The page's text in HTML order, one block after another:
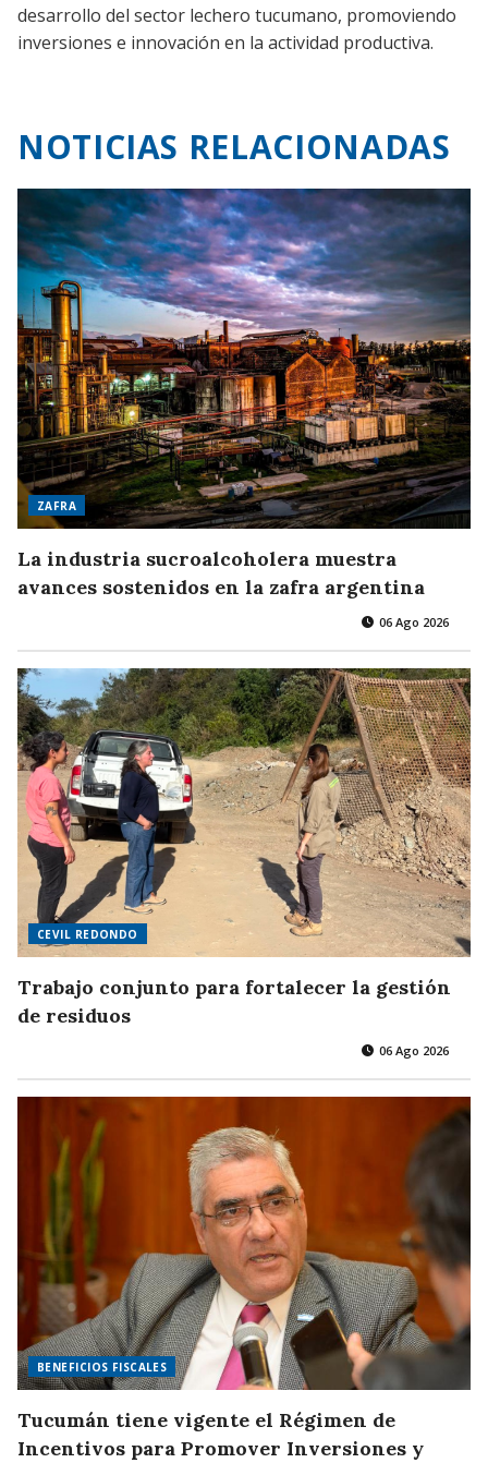
desarrollo del sector lechero tucumano, promoviendo
inversiones e innovación en la actividad productiva.
NOTICIAS RELACIONADAS
ZAFRA
La industria sucroalcoholera muestra
avances sostenidos en la zafra argentina
06 Ago 2026
CEVIL REDONDO
Trabajo conjunto para fortalecer la gestión
de residuos
06 Ago 2026
BENEFICIOS FISCALES
Tucumán tiene vigente el Régimen de
Incentivos para Promover Inversiones y